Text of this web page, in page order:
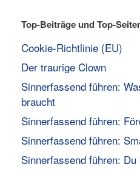
Top-Beiträge und Top-
Cookie-Richtlinie (EU)
Der traurige Clown
Sinnerfassend führen:
braucht
Sinnerfassend führen:
Sinnerfassend führen:
Sinnerfassend führen: Du